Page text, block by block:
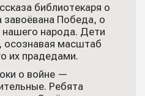
библиотекаря о
завоёвана Победа, о
нашего народа. Дети
осознавая масштаб
их прадедами.
о войне —
Ребята